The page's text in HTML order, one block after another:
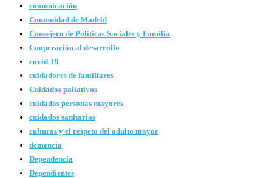
comunicación
Comunidad de Madrid
Consejero de Políticas Sociales y Familia
Cooperación al desarrollo
covid-19
cuidadores de familiares
Cuidados paliativos
cuidados personas mayores
cuidados sanitarios
culturas y el respeto del adulto mayor
demencia
Dependencia
Dependientes